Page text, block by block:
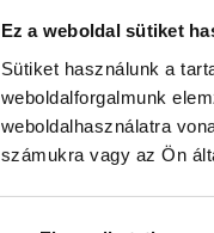
Ez a weboldal sütiket
Sütiket használunk a
weboldalforgalmunk
weboldalhasználatra
számukra vagy az Ön